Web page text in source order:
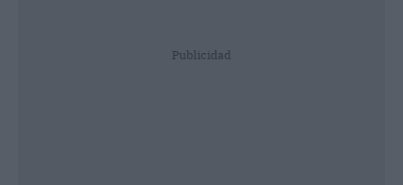
Publicidad